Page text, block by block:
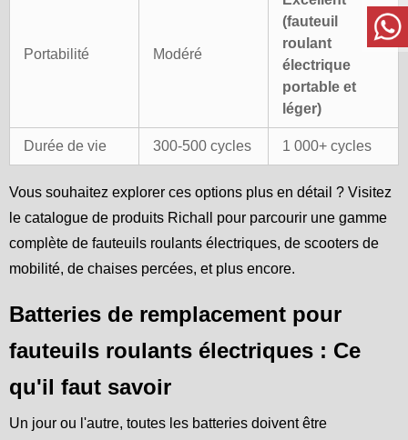
Portabilité Modéré
(fauteuil
roulant
électrique
portable et
léger)
Durée de vie 300-500 cycles 1 000+ cycles
Vous souhaitez explorer ces options plus en détail ? Visitez
le catalogue de produits Richall pour parcourir une gamme
complète de fauteuils roulants électriques, de scooters de
mobilité, de chaises percées, et plus encore.
Batteries de remplacement pour
fauteuils roulants électriques : Ce
qu'il faut savoir
Un jour ou l'autre, toutes les batteries doivent être